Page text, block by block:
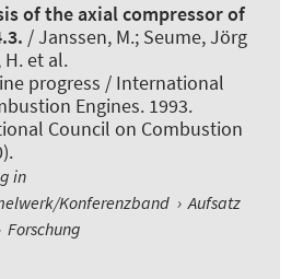
of the axial compressor of
/ Janssen, M.; Seume, Jörg
et al.
progress / International
Engines. 1993.
Council on Combustion
in
Konferenzband › Aufsatz
Forschung